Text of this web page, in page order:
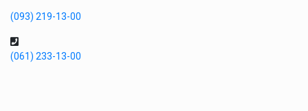
(093) 219-13-00
(061) 233-13-00